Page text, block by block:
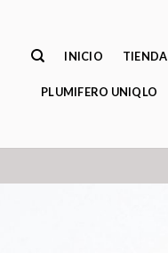
INICIO TIENDA
PLUMIFERO UNIQLO